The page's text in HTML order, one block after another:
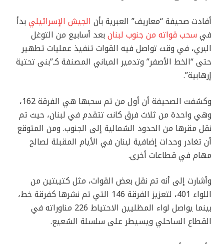
أفادت صحيفة “معاريف” العبرية بأن ​ الجيش الإسرائيلي ​ بدأ
في سحب قواته من ​جنوب لبنان ​ بعد أسابيع من التوغل
البري، في وقت تواصل فيه القوات تنفيذ عمليات تطهير
حتى “الخط الأصفر” وتدمير المباني المصنفة كـ”بنى تحتية
إرهابية”.
وكشفت الصحيفة أن أول من تم سحبها هي الفرقة 162،
وهي واحدة من ثلاث فرق كانت تتقدم في لبنان، حيث تم
نقل مقرها من الحدود الشمالية إلى الجنوب. ومن المتوقع
أن تغادر وحدات إضافية لبنان في الأيام المقبلة لصالح
مهام في قطاعات أخرى.
وأشارت إلى أنه تم نقل بعض القوات، مثل كتيبتين من
اللواء 401، لتعزيز الفرقة 146 التي تم نشرها كفرقة خط،
بينما يواصل لواء المظليين الاحتياط 226 مناوراته في
القطاع الساحلي ويسيطر على سلسلة الشعيع.